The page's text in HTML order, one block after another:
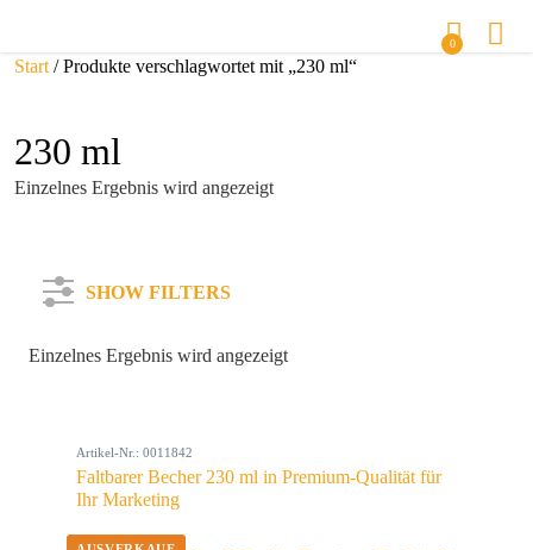
0
Start / Produkte verschlagwortet mit „230 ml“
230 ml
Einzelnes Ergebnis wird angezeigt
SHOW FILTERS
Farbe
Material
Einzelnes Ergebnis wird angezeigt
Artikel-Nr.: 0011842
Faltbarer Becher 230 ml in Premium-Qualität für
Ihr Marketing